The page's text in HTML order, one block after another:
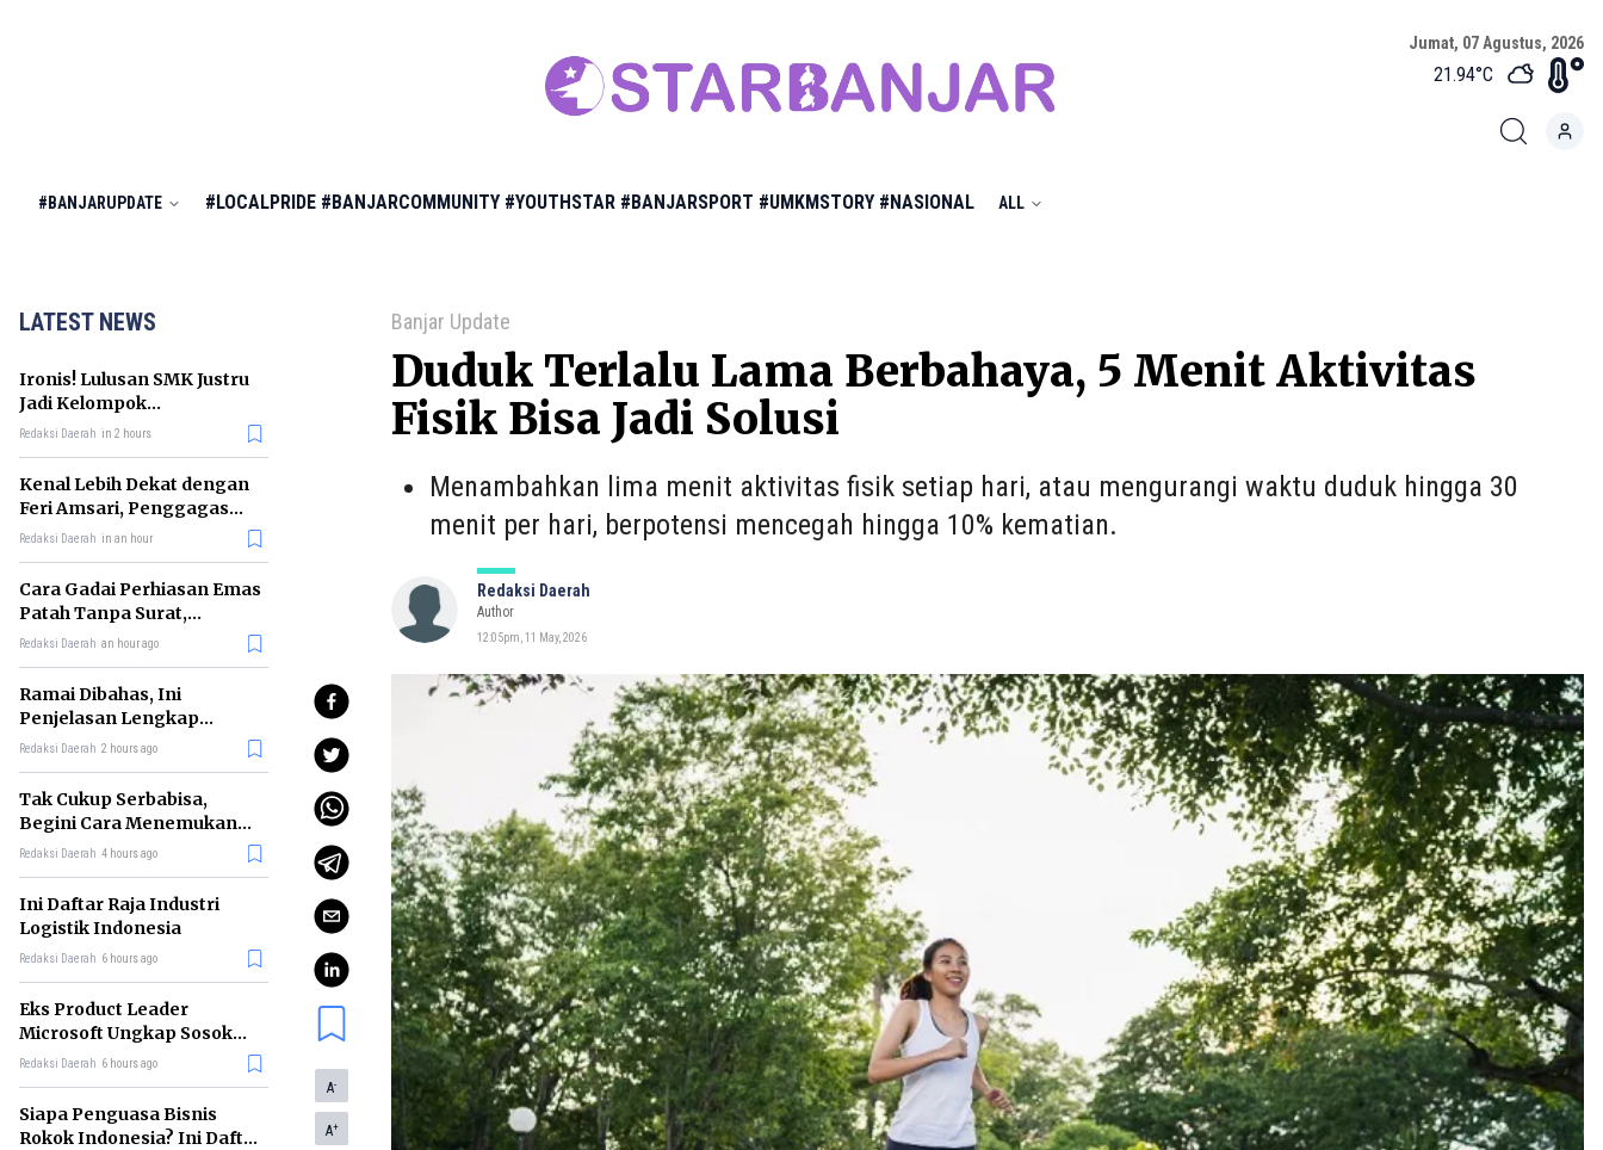
Jumat, 07 Agustus, 2026
21.94°C
#BANJARUPDATE #LOCALPRIDE #BANJARCOMMUNITY #YOUTHSTAR #BANJARSPORT #UMKMSTORY #NASIONAL ALL
LATEST NEWS
Ironis! Lulusan SMK Justru
Jadi Kelompok
Pengangguran Terbanyak
Redaksi Daerah in 2 hours
Kenal Lebih Dekat dengan
Feri Amsari, Penggagas
Kabinet Bayangan
Redaksi Daerah in an hour
Cara Gadai Perhiasan Emas
Patah Tanpa Surat,
Ternyata Tetap Bisa!
Redaksi Daerah an hour ago
Ramai Dibahas, Ini
Penjelasan Lengkap
tentang Konsep Kabinet
Redaksi Daerah 2 hours ago
Tak Cukup Serbabisa,
Begini Cara Menemukan
'Spike' agar CV Dilirik HR
Redaksi Daerah 4 hours ago
Ini Daftar Raja Industri
Logistik Indonesia
Redaksi Daerah 6 hours ago
Eks Product Leader
Microsoft Ungkap Sosok
yang Paling Cocok
Redaksi Daerah 6 hours ago
Siapa Penguasa Bisnis
Rokok Indonesia? Ini Daftar
Banjar Update
Duduk Terlalu Lama Berbahaya, 5 Menit Aktivitas
Fisik Bisa Jadi Solusi
Menambahkan lima menit aktivitas fisik setiap hari, atau mengurangi waktu duduk hingga 30
menit per hari, berpotensi mencegah hingga 10% kematian.
Redaksi Daerah
Author
12:05pm, 11 May, 2026
A-
A+